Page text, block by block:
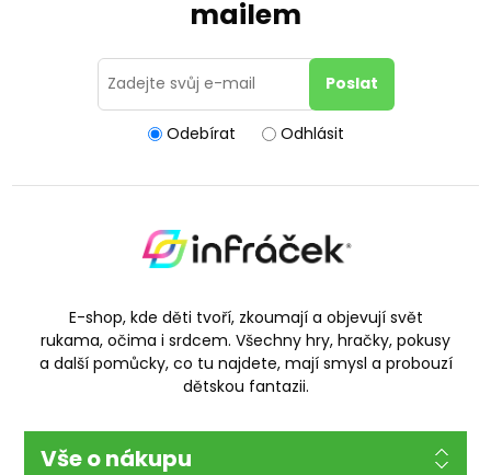
mailem
Odebírat Odhlásit
E-shop, kde děti tvoří, zkoumají a objevují svět
rukama, očima i srdcem. Všechny hry, hračky, pokusy
a další pomůcky, co tu najdete, mají smysl a probouzí
dětskou fantazii.
Vše o nákupu